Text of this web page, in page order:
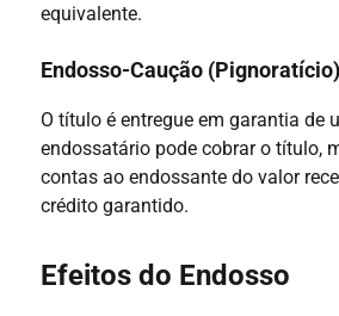
equivalente.
Endosso-Caução (Pignoratício)
O título é entregue em garantia de
endossatário pode cobrar o título,
contas ao endossante do valor
crédito garantido.
Efeitos do Endosso